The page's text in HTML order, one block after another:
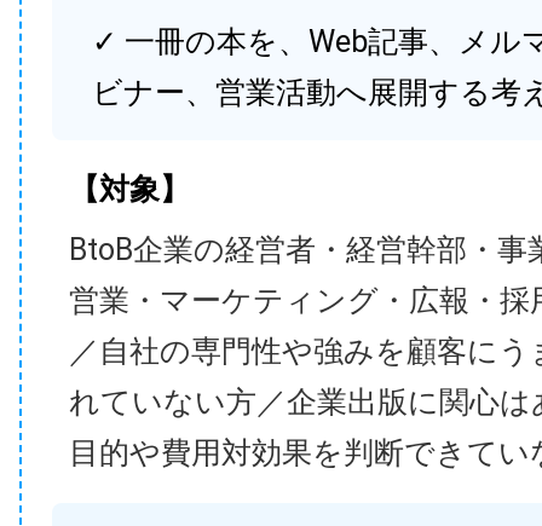
✓ 一冊の本を、Web記事、メル
ビナー、営業活動へ展開する考
【対象】
BtoB企業の経営者・経営幹部・事
営業・マーケティング・広報・採
／自社の専門性や強みを顧客に
れていない方／企業出版に関心
目的や費用対効果を判断できてい